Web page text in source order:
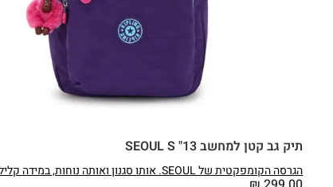
תיק גב קטן למחשב 13" SEOUL S
הגרסה הקומפקטית של SEOUL. אותו סגנון ואותה נוחות, במידה קלילה יותר.